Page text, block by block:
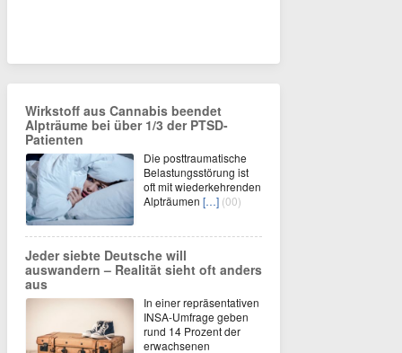
Wirkstoff aus Cannabis beendet
Alpträume bei über 1/3 der PTSD-
Patienten
Die posttraumatische
Belastungsstörung ist
oft mit wiederkehrenden
Alpträumen […] (00)
Jeder siebte Deutsche will
auswandern – Realität sieht oft anders
aus
In einer repräsentativen
INSA-Umfrage geben
rund 14 Prozent der
erwachsenen